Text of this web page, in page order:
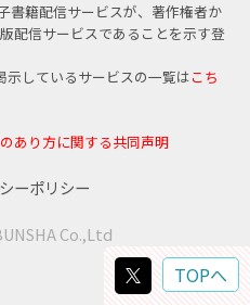
書籍配信サービスが、著作権者か
配信サービスであることを示す登
示しているサービスの一覧はこち
あり方に関する共同声明
ーポリシー
Co.,Ltd
TOPへ